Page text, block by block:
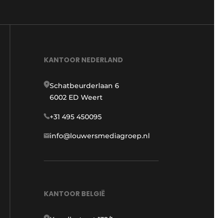
KANTOOR NEDERLAND
Schatbeurderlaan 6
6002 ED Weert
+31 495 450095
info@louwersmediagroep.nl
KANTOOR BELGIË